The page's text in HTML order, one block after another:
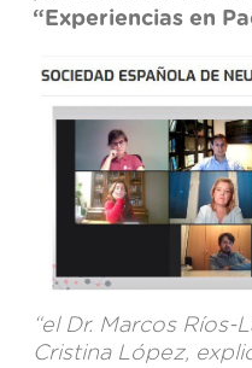
“Experiencias en
“el Dr. Marcos Ríos-
Cristina López,